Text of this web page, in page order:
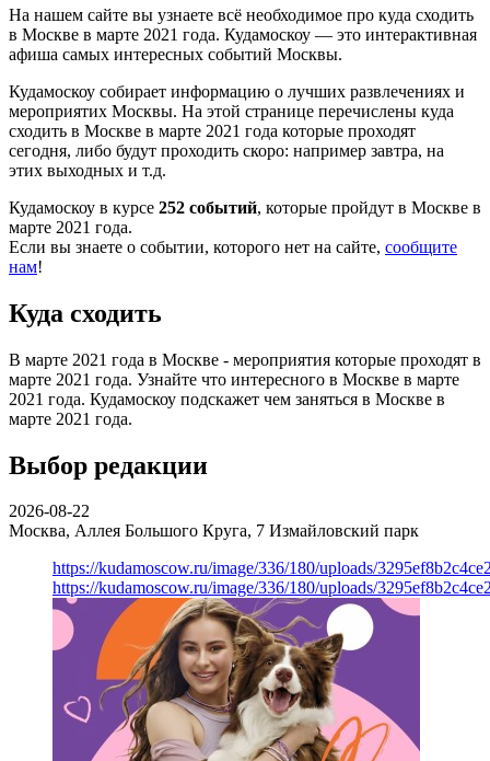
На нашем сайте вы узнаете всё необходимое про куда сходить
в Москве в марте 2021 года. Кудамоскоу — это интерактивная
афиша самых интересных событий Москвы.
Кудамоскоу собирает информацию о лучших развлечениях и
мероприятих Москвы. На этой странице перечислены куда
сходить в Москве в марте 2021 года которые проходят
сегодня, либо будут проходить скоро: например завтра, на
этих выходных и т.д.
Кудамоскоу в курсе 252 событий, которые пройдут в Москве в
марте 2021 года.
Если вы знаете о событии, которого нет на сайте, сообщите
нам!
Куда сходить
В марте 2021 года в Москве - мероприятия которые проходят в
марте 2021 года. Узнайте что интересного в Москве в марте
2021 года. Кудамоскоу подскажет чем заняться в Москве в
марте 2021 года.
Выбор редакции
2026-08-22
Москва, Аллея Большого Круга, 7 Измайловский парк
https://kudamoscow.ru/image/336/180/uploads/
https://kudamoscow.ru/image/336/180/uploads/